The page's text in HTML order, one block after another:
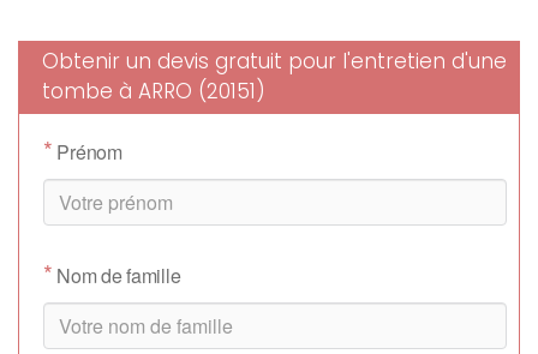
Obtenir un devis gratuit pour l'entretien d'une
tombe à ARRO (20151)
* Prénom
* Nom de famille